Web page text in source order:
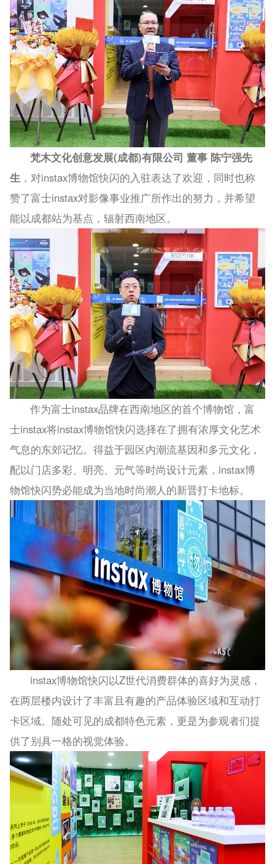
梵木文化创意发展(成都)有限公司 董事 陈宁强先
生，对instax博物馆快闪的入驻表达了欢迎，同时也称
赞了富士instax对影像事业推广所作出的努力，并希望
能以成都站为基点，辐射西南地区。
作为富士instax品牌在西南地区的首个博物馆，富
士instax将instax博物馆快闪选择在了拥有浓厚文化艺术
气息的东郊记忆。得益于园区内潮流基因和多元文化，
配以门店多彩、明亮、元气等时尚设计元素，instax博
物馆快闪势必能成为当地时尚潮人的新晋打卡地标。
instax博物馆快闪以Z世代消费群体的喜好为灵感，
在两层楼内设计了丰富且有趣的产品体验区域和互动打
卡区域。随处可见的成都特色元素，更是为参观者们提
供了别具一格的视觉体验。